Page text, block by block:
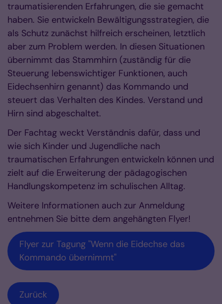
traumatisierenden Erfahrungen, die sie gemacht
haben. Sie entwickeln Bewältigungsstrategien, die
als Schutz zunächst hilfreich erscheinen, letztlich
aber zum Problem werden. In diesen Situationen
übernimmt das Stammhirn (zuständig für die
Steuerung lebenswichtiger Funktionen, auch
Eidechsenhirn genannt) das Kommando und
steuert das Verhalten des Kindes. Verstand und
Hirn sind abgeschaltet.
Der Fachtag weckt Verständnis dafür, dass und
wie sich Kinder und Jugendliche nach
traumatischen Erfahrungen entwickeln können und
zielt auf die Erweiterung der pädagogischen
Handlungskompetenz im schulischen Alltag.
Weitere Informationen auch zur Anmeldung
entnehmen Sie bitte dem angehängten Flyer!
Flyer zur Tagung "Wenn die Eidechse das
Kommando übernimmt"
Zurück